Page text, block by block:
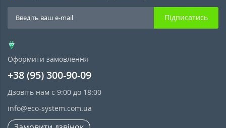
Підписатись
Оформити замовлення
+38 (95) 300-90-09
Дзовіть нам с 9:00 до 18:00
info@eco-system.com.ua